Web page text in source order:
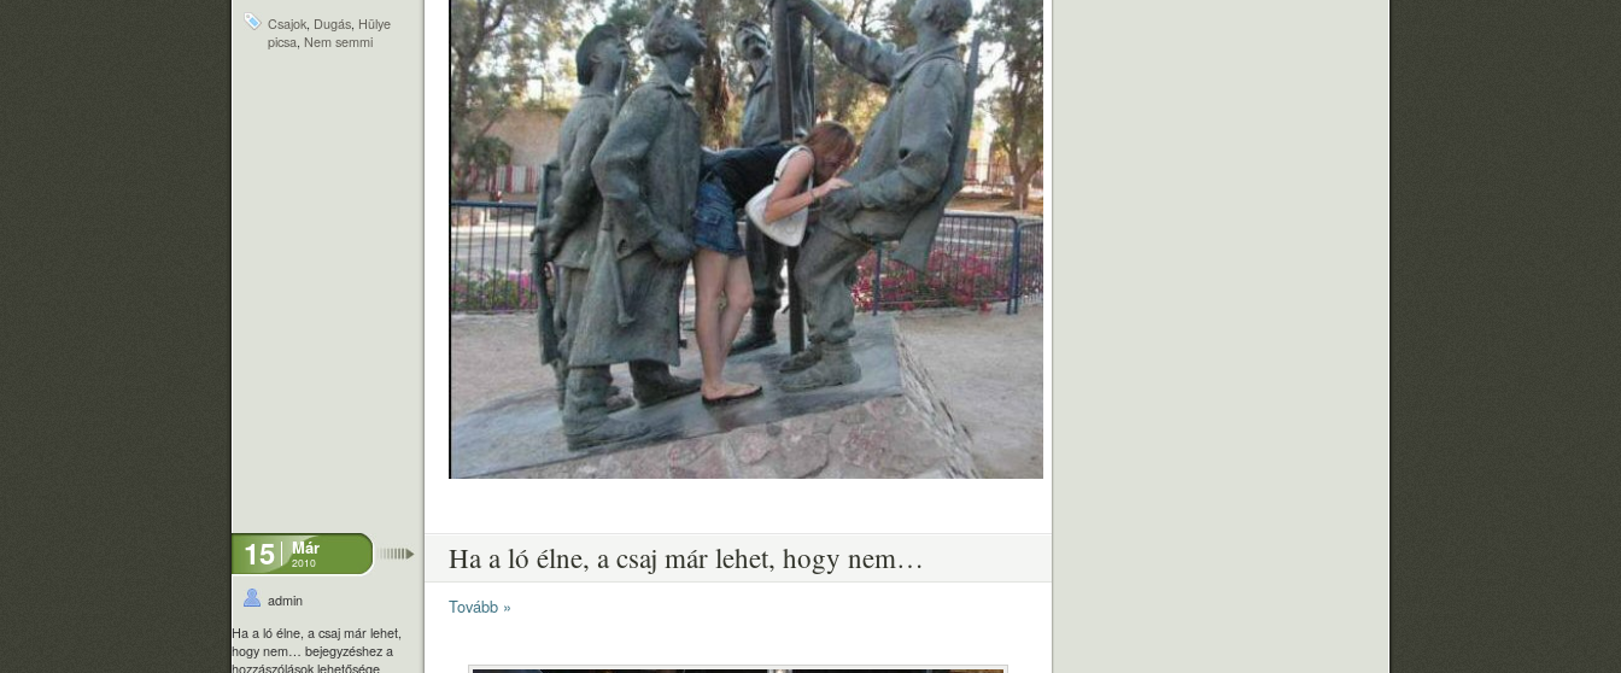
Csajok, Dugás, Hülye
picsa, Nem semmi
15 Már
2010
admin
Ha a ló élne, a csaj már lehet,
hogy nem… bejegyzéshez a
hozzászólások lehetősége
Ha a ló élne, a csaj már lehet, hogy nem…
Tovább »